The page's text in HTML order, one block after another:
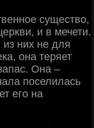
существо,
и в мечети.
них не для
она теряет
Она –
поселилась
его на